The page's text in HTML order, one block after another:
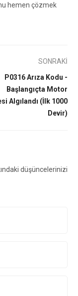
hemen çözmek
SONRAKİ
P0316 Arıza Kodu -
Başlangıçta Motor
Algılandı (İlk 1000
Devir)
düşüncelerinizi